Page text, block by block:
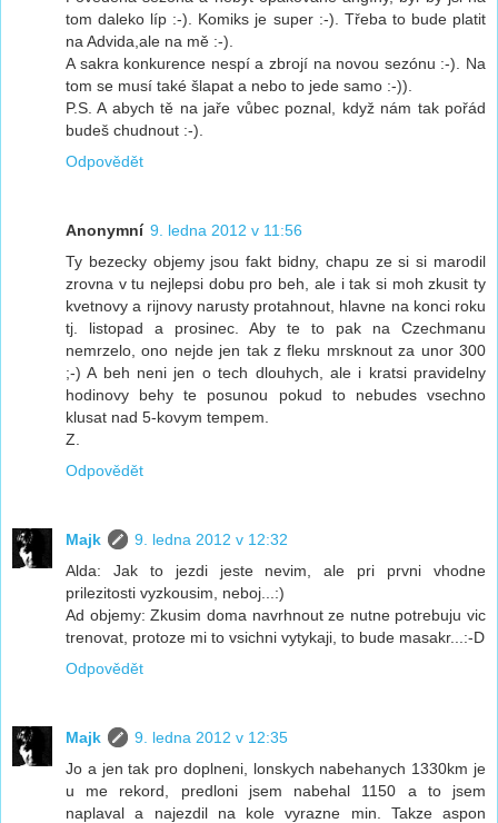
tom daleko líp :-). Komiks je super :-). Třeba to bude platit
na Advida,ale na mě :-).
A sakra konkurence nespí a zbrojí na novou sezónu :-). Na
tom se musí také šlapat a nebo to jede samo :-)).
P.S. A abych tě na jaře vůbec poznal, když nám tak pořád
budeš chudnout :-).
Odpovědět
Anonymní 9. ledna 2012 v 11:56
Ty bezecky objemy jsou fakt bidny, chapu ze si si marodil
zrovna v tu nejlepsi dobu pro beh, ale i tak si moh zkusit ty
kvetnovy a rijnovy narusty protahnout, hlavne na konci roku
tj. listopad a prosinec. Aby te to pak na Czechmanu
nemrzelo, ono nejde jen tak z fleku mrsknout za unor 300
;-) A beh neni jen o tech dlouhych, ale i kratsi pravidelny
hodinovy behy te posunou pokud to nebudes vsechno
klusat nad 5-kovym tempem.
Z.
Odpovědět
Majk
9. ledna 2012 v 12:32
Alda: Jak to jezdi jeste nevim, ale pri prvni vhodne
prilezitosti vyzkousim, neboj...:)
Ad objemy: Zkusim doma navrhnout ze nutne potrebuju vic
trenovat, protoze mi to vsichni vytykaji, to bude masakr...:-D
Odpovědět
Majk
9. ledna 2012 v 12:35
Jo a jen tak pro doplneni, lonskych nabehanych 1330km je
u me rekord, predloni jsem nabehal 1150 a to jsem
naplaval a najezdil na kole vyrazne min. Takze aspon